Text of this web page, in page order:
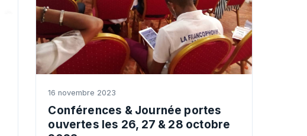
16 novembre 2023
Conférences & Journée portes
ouvertes les 26, 27 & 28 octobre